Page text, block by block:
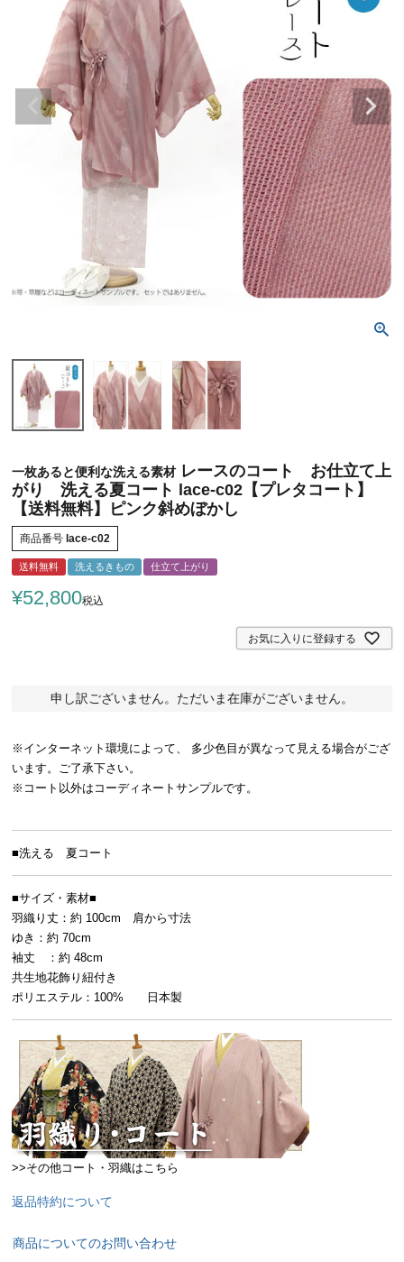
一枚あると便利な洗える素材 レースのコート お仕立て上
がり 洗える夏コート lace-c02【プレタコート】
【送料無料】ピンク斜めぼかし
商品番号 lace-c02
送料無料 洗えるきもの 仕立て上がり
¥52,800税込
お気に入りに登録する
申し訳ございません。ただいま在庫がございません。
※インターネット環境によって、 多少色目が異なって見える場合がござ
います。ご了承下さい。
※コート以外はコーディネートサンプルです。
■洗える 夏コート
■サイズ・素材■
羽織り丈：約 100cm 肩から寸法
ゆき：約 70cm
袖丈 ：約 48cm
共生地花飾り紐付き
ポリエステル：100% 日本製
>>その他コート・羽織はこちら
返品特約について
商品についてのお問い合わせ